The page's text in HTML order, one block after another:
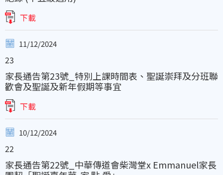
下載
11/12/2024
23
家長通告第23號_特別上課時間表、聖誕崇拜及分班聯
歡會及聖誕及新年假期等事宜
下載
10/12/2024
22
家長通告第22號_中華傳道會柴灣堂x Emmanuel家長